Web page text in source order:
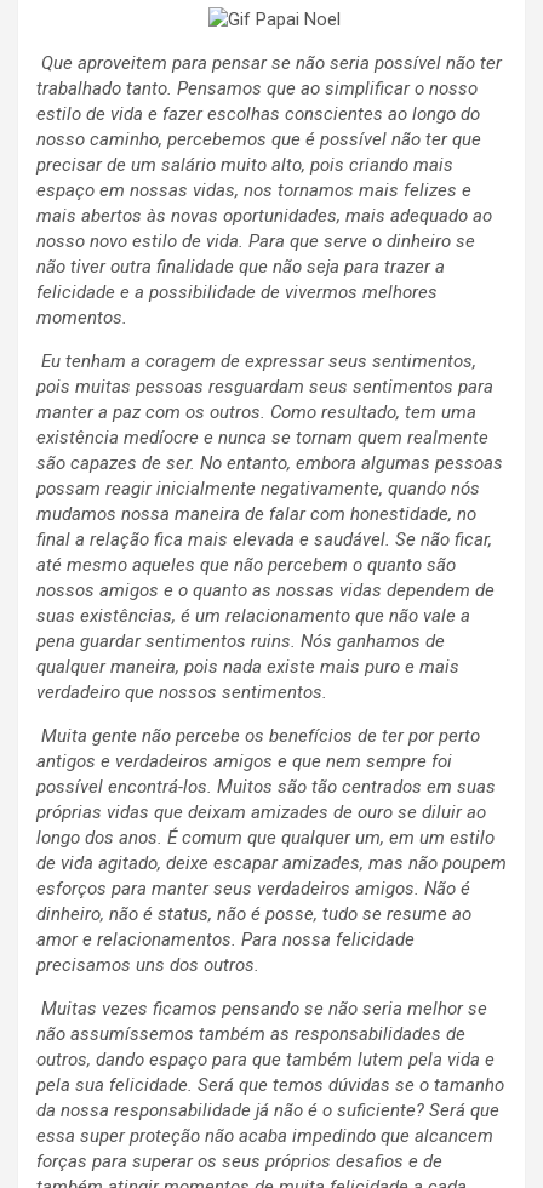
Que aproveitem para pensar se não seria possível não ter
trabalhado tanto. Pensamos que ao simplificar o nosso
estilo de vida e fazer escolhas conscientes ao longo do
nosso caminho, percebemos que é possível não ter que
precisar de um salário muito alto, pois criando mais
espaço em nossas vidas, nos tornamos mais felizes e
mais abertos às novas oportunidades, mais adequado ao
nosso novo estilo de vida. Para que serve o dinheiro se
não tiver outra finalidade que não seja para trazer a
felicidade e a possibilidade de vivermos melhores
momentos.
Eu tenham a coragem de expressar seus sentimentos,
pois muitas pessoas resguardam seus sentimentos para
manter a paz com os outros. Como resultado, tem uma
existência medíocre e nunca se tornam quem realmente
são capazes de ser. No entanto, embora algumas pessoas
possam reagir inicialmente negativamente, quando nós
mudamos nossa maneira de falar com honestidade, no
final a relação fica mais elevada e saudável. Se não ficar,
até mesmo aqueles que não percebem o quanto são
nossos amigos e o quanto as nossas vidas dependem de
suas existências, é um relacionamento que não vale a
pena guardar sentimentos ruins. Nós ganhamos de
qualquer maneira, pois nada existe mais puro e mais
verdadeiro que nossos sentimentos.
Muita gente não percebe os benefícios de ter por perto
antigos e verdadeiros amigos e que nem sempre foi
possível encontrá-los. Muitos são tão centrados em suas
próprias vidas que deixam amizades de ouro se diluir ao
longo dos anos. É comum que qualquer um, em um estilo
de vida agitado, deixe escapar amizades, mas não poupem
esforços para manter seus verdadeiros amigos. Não é
dinheiro, não é status, não é posse, tudo se resume ao
amor e relacionamentos. Para nossa felicidade
precisamos uns dos outros.
Muitas vezes ficamos pensando se não seria melhor se
não assumíssemos também as responsabilidades de
outros, dando espaço para que também lutem pela vida e
pela sua felicidade. Será que temos dúvidas se o tamanho
da nossa responsabilidade já não é o suficiente? Será que
essa super proteção não acaba impedindo que alcancem
forças para superar os seus próprios desafios e de